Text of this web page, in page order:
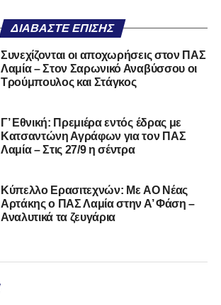
ΔΙΑΒΆΣΤΕ ΕΠΊΣΗΣ
Συνεχίζονται οι αποχωρήσεις στον ΠΑΣ
Λαμία – Στον Σαρωνικό Αναβύσσου οι
Τρούμπουλος και Στάγκος
Γ’ Εθνική: Πρεμιέρα εντός έδρας με
Κατσαντώνη Αγράφων για τον ΠΑΣ
Λαμία – Στις 27/9 η σέντρα
Kύπελλο Ερασιτεχνών: Με AO Nέας
Αρτάκης ο ΠΑΣ Λαμία στην Α’ Φάση –
Αναλυτικά τα ζευγάρια